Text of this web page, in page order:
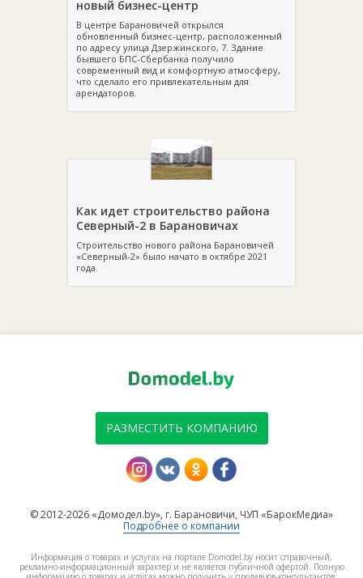
новый бизнес-центр
В центре Барановичей открылся
обновленный бизнес-центр, расположенный
по адресу улица Дзержинского, 7. Здание
бывшего БПС-Сбербанка получило
современный вид и комфортную атмосферу,
что сделало его привлекательным для
арендаторов.
Как идет строительство района
Северный-2 в Барановичах
Строительство нового района Барановичей
«Северный-2» было начато в октябре 2021
года.
РАЗМЕСТИТЬ КОМПАНИЮ
© 2012-2026 «Домодел.by», г. Барановичи, ЧУП «БарокМедиа»
Подробнее о компании
Информация о товарах и услугах на портале Domodel.by носит справочный,
рекламно-информационный характер и не является публичной офертой. Полную